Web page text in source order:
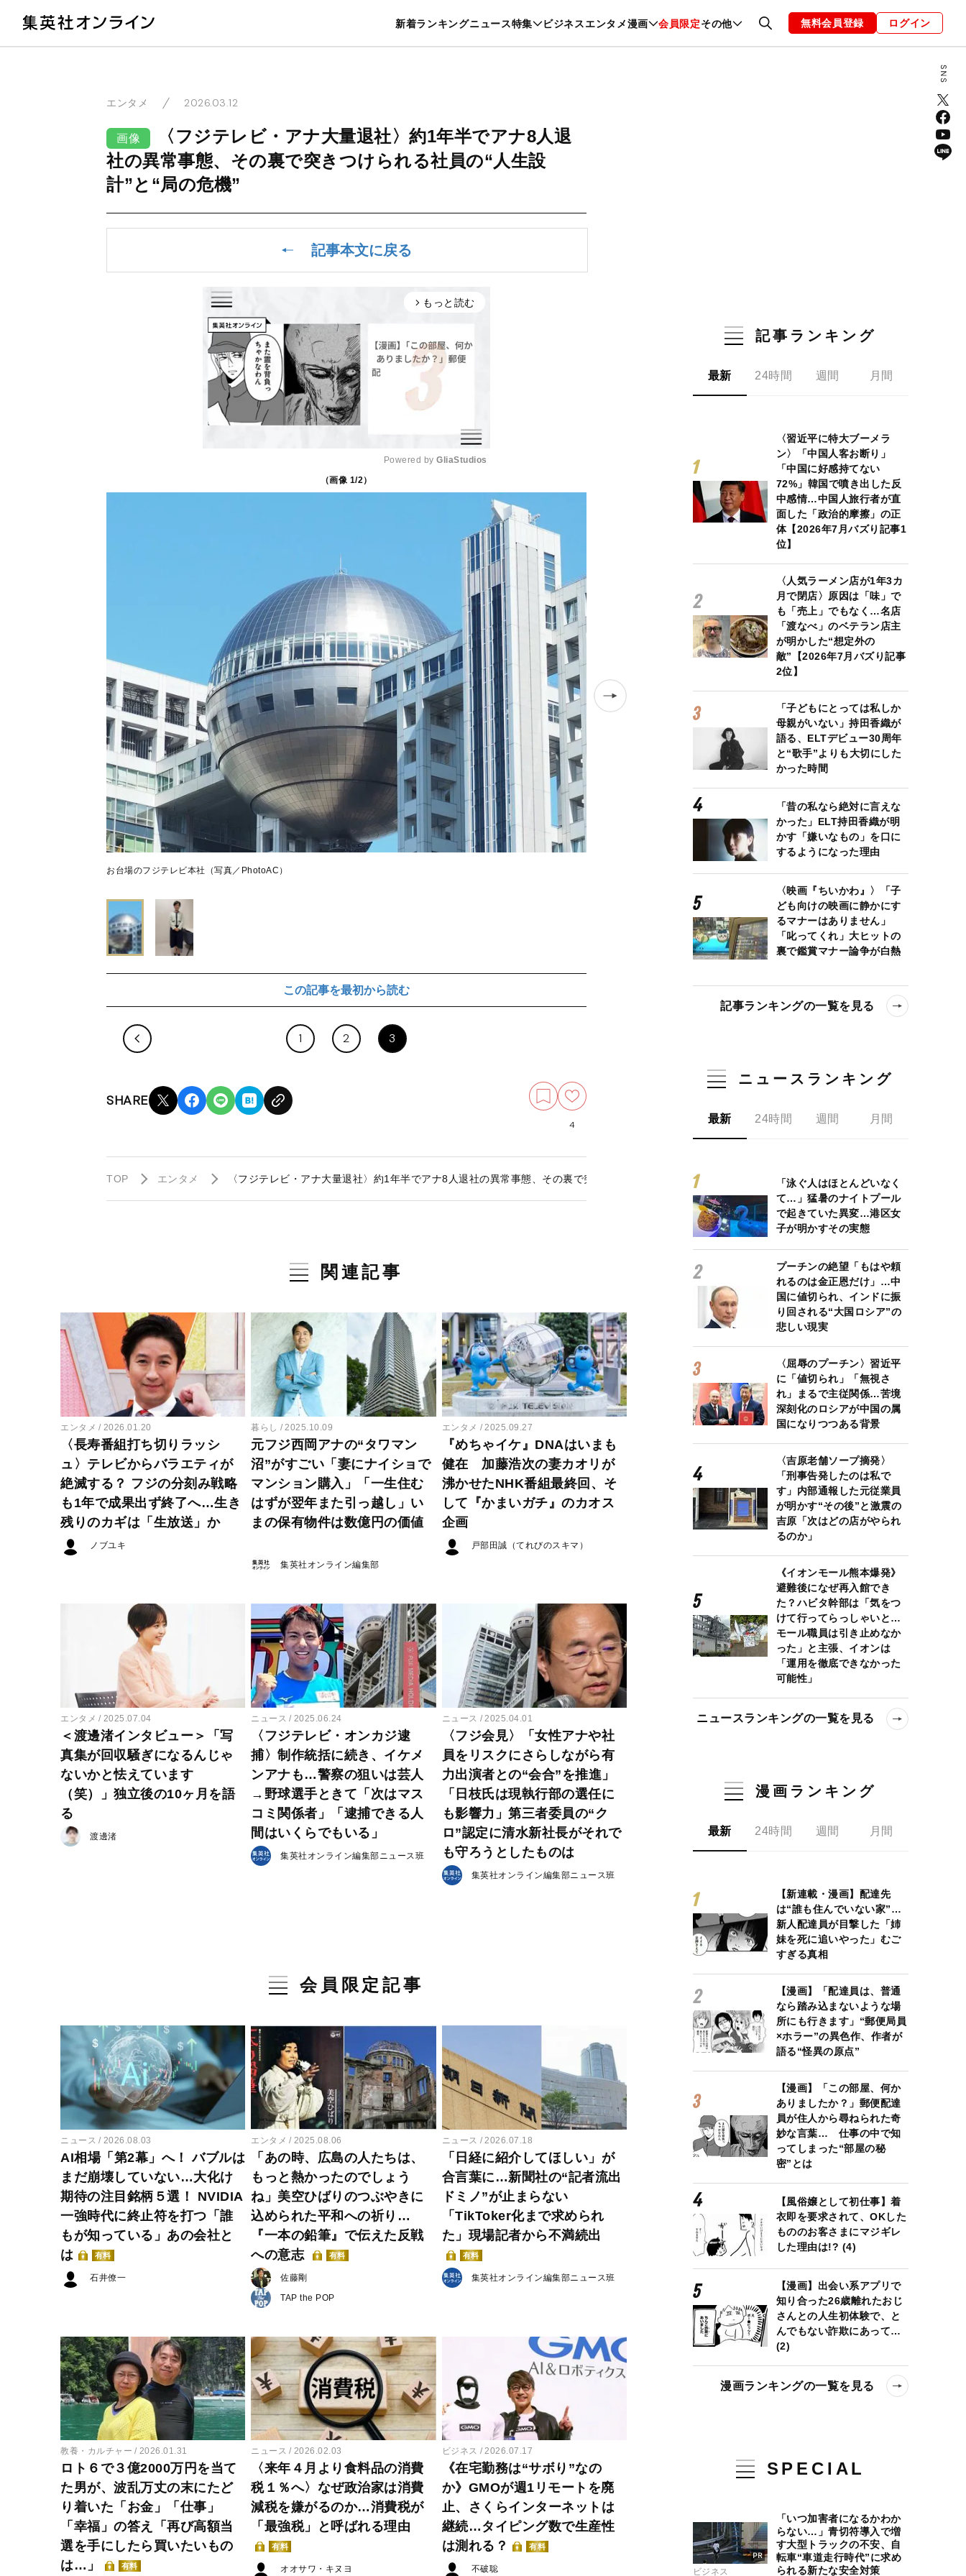
新着ランキングニュース特集 ビジネスエンタメ漫画 会員限定その他
暮らし スポーツ ヘルスケア 美容 グルメ ファッション 恋愛・結婚 編集部 お知らせ
無料会員登録 ログイン
エンタメ 2026.03.12
画像
〈フジテレビ・アナ大量退社〉約1年半でアナ8人退
社の異常事態、その裏で突きつけられる社員の“人生設
計”と“局の危機”
記事本文に戻る
arrow_forward_ios もっと読む
Powered by GliaStudios
（画像 1/2）
お台場のフジテレビ本社（写真／PhotoAC）
「温かい先輩やスタッフ、どんな時も寄り添ってくれた同僚など、多くの方々に支えていた
た。フジテレビでの全ての出会いや経験は、私の一生の宝物です」と綴った椿原慶子アナウ
この記事を最初から読む
1 2 3
SHARE
4
TOP エンタメ 〈フジテレビ・アナ大量退社〉約1年半でアナ8人退社の異常事態、その裏で突きつけられる社員の“人生設計”と“局の危機”
関連記事
エンタメ 2026.01.20
〈長寿番組打ち切りラッシ
ュ〉テレビからバラエティが
絶滅する？ フジの分刻み戦略
も1年で成果出ず終了へ…生き
残りのカギは「生放送」か
ノブユキ
暮らし 2025.10.09
元フジ西岡アナの“タワマン
沼”がすごい「妻にナイショで
マンション購入」「一生住む
はずが翌年また引っ越し」い
まの保有物件は数億円の価値
集英社オンライン編集部
エンタメ 2025.09.27
『めちゃイケ』DNAはいまも
健在 加藤浩次の妻カオリが
沸かせたNHK番組最終回、そ
して『かまいガチ』のカオス
企画
戸部田誠（てれびのスキマ）
エンタメ 2025.07.04
＜渡邊渚インタビュー＞「写
真集が回収騒ぎになるんじゃ
ないかと怯えています
（笑）」独立後の10ヶ月を語
る
渡邊渚
ニュース 2025.06.24
〈フジテレビ・オンカジ逮
捕〉制作統括に続き、イケメ
ンアナも…警察の狙いは芸人
→野球選手ときて「次はマス
コミ関係者」「逮捕できる人
間はいくらでもいる」
集英社オンライン編集部ニュース班
ニュース 2025.04.01
〈フジ会見〉「女性アナや社
員をリスクにさらしながら有
力出演者との“会合”を推進」
「日枝氏は現執行部の選任に
も影響力」第三者委員の“ク
ロ”認定に清水新社長がそれで
も守ろうとしたものは
集英社オンライン編集部ニュース班
会員限定記事
ニュース 2026.08.03
AI相場「第2幕」へ！ バブルは
まだ崩壊していない…大化け
期待の注目銘柄５選！ NVIDIA
一強時代に終止符を打つ「誰
もが知っている」あの会社と
は
有料
石井僚一
エンタメ 2025.08.06
「あの時、広島の人たちは、
もっと熱かったのでしょう
ね」美空ひばりのつぶやきに
込められた平和への祈り…
『一本の鉛筆』で伝えた反戦
への意志
有料
佐藤剛
TAP the POP
ニュース 2026.07.18
「日経に紹介してほしい」が
合言葉に…新聞社の“記者流出
ドミノ”が止まらない
「TikToker化まで求められ
た」現場記者から不満続出
有料
集英社オンライン編集部ニュース班
教養・カルチャー 2026.01.31
ロト６で３億2000万円を当て
た男が、波乱万丈の末にたど
り着いた「お金」「仕事」
「幸福」の答え「再び高額当
選を手にしたら買いたいもの
は…」
有料
ニュース 2026.02.03
〈来年４月より食料品の消費
税１％へ〉なぜ政治家は消費
減税を嫌がるのか…消費税が
「最強税」と呼ばれる理由
有料
オオサワ・キヌヨ
ビジネス 2026.07.17
《在宅勤務は“サボり”なの
か》GMOが週1リモートを廃
止、さくらインターネットは
継続…タイピング数で生産性
は測れる？
有料
不破聡
記事ランキング
最新 24時間 週間 月間
〈習近平に特大ブーメラ
ン〉「中国人客お断り」
「中国に好感持てない
72%」韓国で噴き出した反
中感情…中国人旅行者が直
面した「政治的摩擦」の正
体【2026年7月バズり記事1
位】
〈人気ラーメン店が1年3カ
月で閉店〉原因は「味」で
も「売上」でもなく…名店
「渡なべ」のベテラン店主
が明かした“想定外の
敵”【2026年7月バズり記事
2位】
「子どもにとっては私しか
母親がいない」持田香織が
語る、ELTデビュー30周年
と“歌手”よりも大切にした
かった時間
「昔の私なら絶対に言えな
かった」ELT持田香織が明
かす「嫌いなもの」を口に
するようになった理由
〈映画『ちいかわ』〉「子
ども向けの映画に静かにす
るマナーはありません」
「叱ってくれ」大ヒットの
裏で鑑賞マナー論争が白熱
記事ランキングの一覧を見る
ニュースランキング
最新 24時間 週間 月間
「泳ぐ人はほとんどいなく
て…」猛暑のナイトプール
で起きていた異変…港区女
子が明かすその実態
プーチンの絶望「もはや頼
れるのは金正恩だけ」…中
国に値切られ、インドに振
り回される“大国ロシア”の
悲しい現実
〈屈辱のプーチン〉習近平
に「値切られ」「無視さ
れ」まるで主従関係…苦境
深刻化のロシアが中国の属
国になりつつある背景
〈吉原老舗ソープ摘発〉
「刑事告発したのは私で
す」内部通報した元従業員
が明かす“その後”と激震の
吉原「次はどの店がやられ
るのか」
《イオンモール熊本爆発》
避難後になぜ再入館でき
た？ハビタ幹部は「気をつ
けて行ってらっしゃいと…
モール職員は引き止めなか
った」と主張、イオンは
「運用を徹底できなかった
可能性」
ニュースランキングの一覧を見る
漫画ランキング
最新 24時間 週間 月間
【新連載・漫画】配達先
は“誰も住んでいない家”…
新人配達員が目撃した「姉
妹を死に追いやった」むご
すぎる真相
【漫画】「配達員は、普通
なら踏み込まないような場
所にも行きます」“郵便局員
×ホラー”の異色作、作者が
語る“怪異の原点”
【漫画】「この部屋、何か
ありましたか？」郵便配達
員が住人から尋ねられた奇
妙な言葉… 仕事の中で知
ってしまった“部屋の秘
密”とは
【風俗嬢として初仕事】着
衣即を要求されて、OKした
もののお客さまにマジギレ
した理由は!? (4)
【漫画】出会い系アプリで
知り合った26歳離れたおじ
さんとの人生初体験で、と
んでもない詐欺にあって…
(2)
漫画ランキングの一覧を見る
SPECIAL
ビジネス
「いつ加害者になるかわか
らない…」青切符導入で増
す大型トラックの不安、自
転車“車道走行時代”に求め
られる新たな安全対策